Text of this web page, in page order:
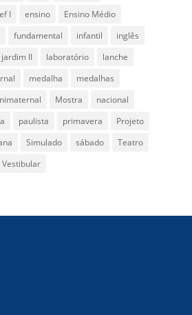
ef I ensino
Ensino Médio
fundamental infantil
inglês
jardim II laboratório
lanche
medalha
medalhas
Mostra
nacional
paulista primavera
Projeto
Simulado sábado
Teatro
Vestibular